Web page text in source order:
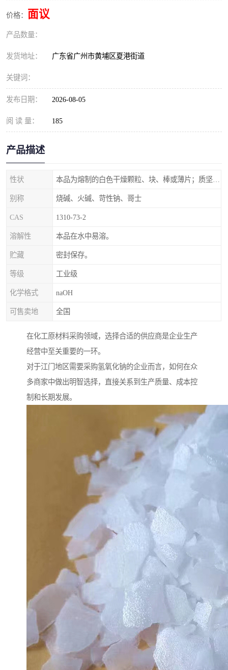
价格： 面议
产品数量：
发货地址： 广东省广州市黄埔区夏港街道
关键词：
发布日期： 2026-08-05
阅 读 量： 185
产品描述
性状
别称 烧碱、火碱、苛性钠、哥士
CAS 1310-73-2
溶解性 本品在水中易溶。
贮藏 密封保存。
等级 工业级
化学格式 naOH
可售卖地 全国
在化工原材料采购领域，选择合适的供应商是企业生产
经营中至关重要的一环。
对于江门地区需要采购氢氧化钠的企业而言，如何在众
多商家中做出明智选择，直接关系到生产质量、成本控
制和长期发展。
聚合硫酸铁
大苏打
元明粉